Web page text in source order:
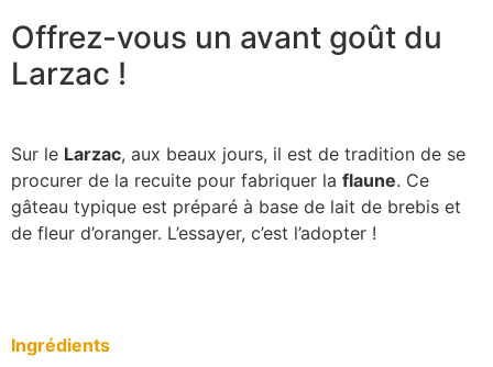
Offrez-vous un avant goût du
Larzac !
Sur le Larzac, aux beaux jours, il est de tradition de se
procurer de la recuite pour fabriquer la flaune. Ce
gâteau typique est préparé à base de lait de brebis et
de fleur d’oranger. L’essayer, c’est l’adopter !
Ingrédients